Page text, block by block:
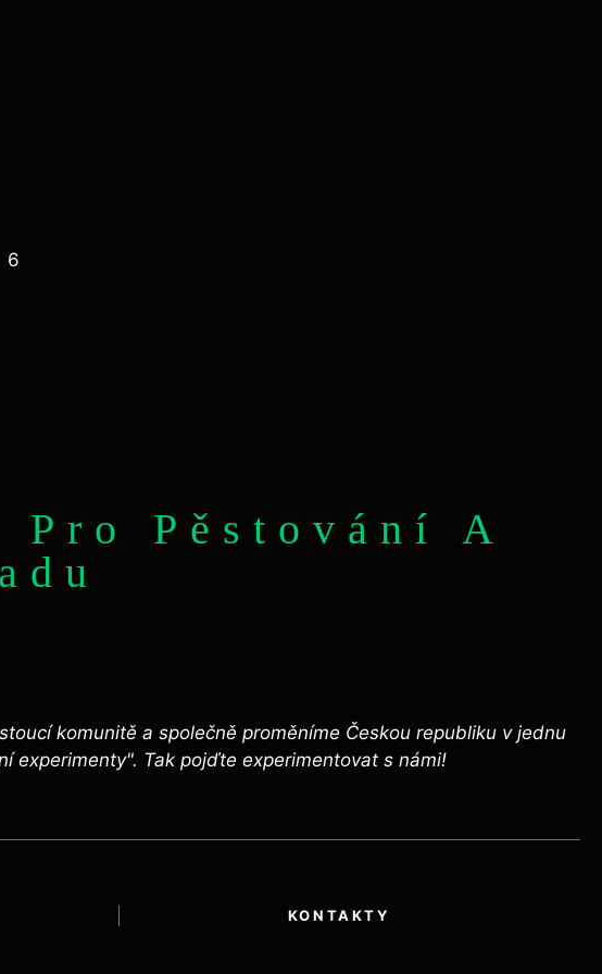
6
Pěstování A
komunitě a společně proměníme Českou republiku v jednu
experimenty". Tak pojďte experimentovat s námi!
KONTAKTY